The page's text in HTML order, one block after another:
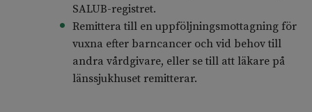
SALUB-registret.
Remittera till en uppföljningsmottagning för
vuxna efter barncancer och vid behov till
andra vårdgivare, eller se till att läkare på
länssjukhuset remitterar.